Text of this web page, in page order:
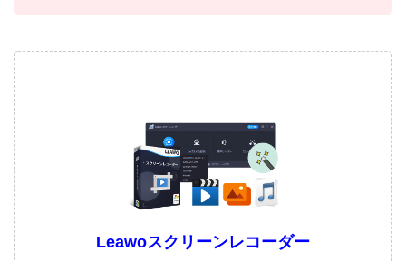
Leawoスクリーンレコーダー